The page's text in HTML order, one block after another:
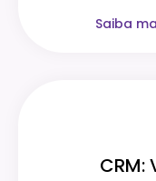
Saiba